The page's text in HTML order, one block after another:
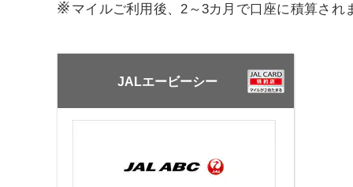
※ マイルご利用後、2～3カ月で口座に積算され
JALエービーシー